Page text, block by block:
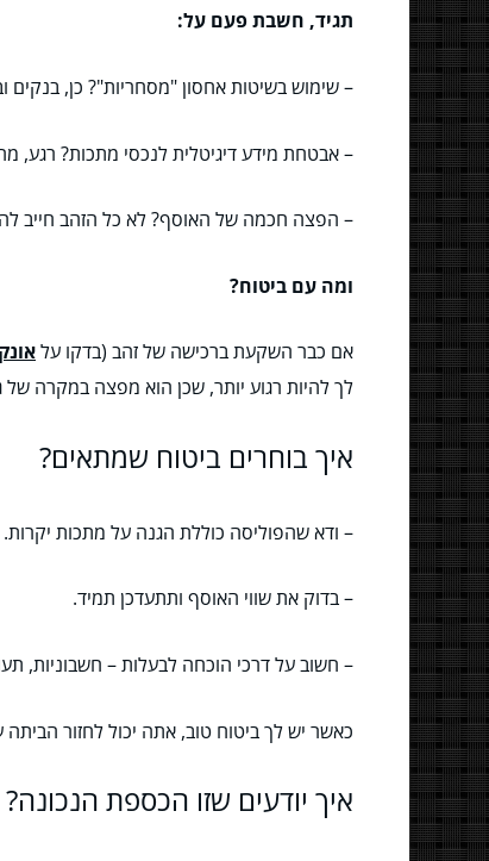
תגיד, חשבת פעם על:
– שימוש בשיטות אחסון "מסחריות"? כן, בנקים
– אבטחת מידע דיגיטלית לנכסי מתכות? רגע,
– הפצה חכמה של האוסף? לא כל הזהב חייב
ומה עם ביטוח?
אם כבר השקעת ברכישה של זהב (בדקו על
לך להיות רגוע יותר, שכן הוא מפצה במקרה של
איך בוחרים ביטוח שמתאים?
– ודא שהפוליסה כוללת הגנה על מתכות
– בדוק את שווי האוסף ותתעדכן תמיד.
– חשוב על דרכי הוכחה לבעלות – חשבוניות,
כאשר יש לך ביטוח טוב, אתה יכול לחזור
איך יודעים שזו הכספת הנכונה?